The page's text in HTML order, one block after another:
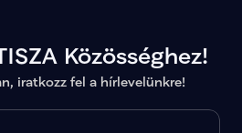
Közösséghez!
iratkozz fel a hírlevelünkre!